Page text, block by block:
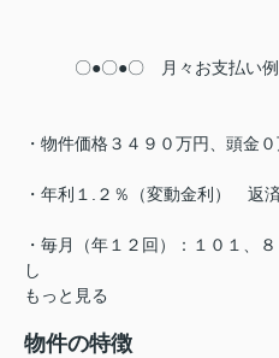
〇●〇●〇 月々お支払い例
・物件価格３４９０万円、頭金
・年利１.２％（変動金利）
・毎月（年１２回）：１０１
し
もっと見る
物件の特徴